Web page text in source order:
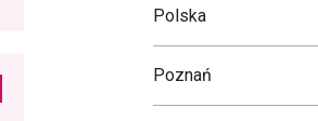
Polska
Poznań